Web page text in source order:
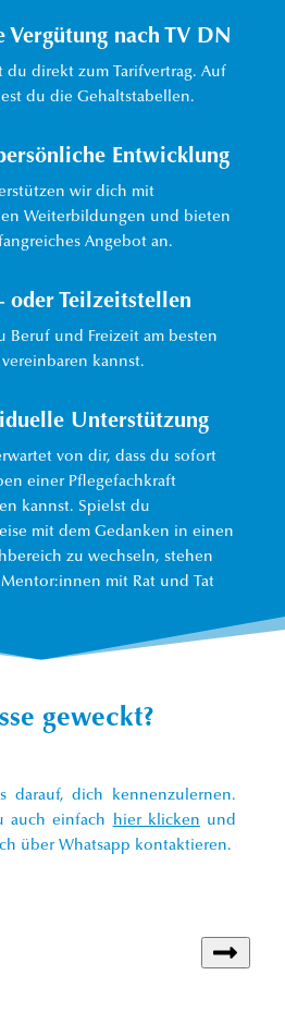
Vergütung nach TV DN
du direkt zum Tarifvertrag. Auf
du die Gehaltstabellen.
Entwicklung
wir dich mit
Weiterbildungen und bieten
Angebot an.
oder Teilzeitstellen
Beruf und Freizeit am besten
vereinbaren kannst.
Unterstützung
von dir, dass du sofort
einer Pflegefachkraft
kannst. Spielst du
mit dem Gedanken in einen
zu wechseln, stehen
mit Rat und Tat
geweckt?
darauf, dich kennenzulernen.
auch einfach
hier klicken und
über Whatsapp kontaktieren.